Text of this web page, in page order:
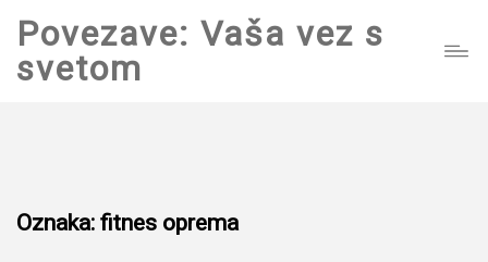
Povezave: Vaša vez s
svetom
Oznaka: fitnes oprema